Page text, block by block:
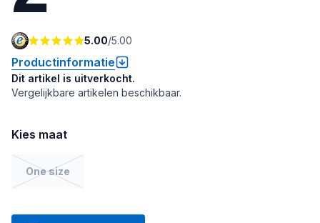
5.00/5.00
Productinformatie
Dit artikel is uitverkocht.
Vergelijkbare artikelen beschikbaar.
Kies maat
One size